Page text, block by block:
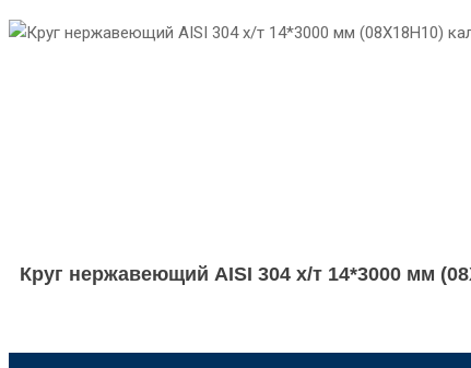
Круг нержавеющий AISI 304 х/т 14*3000 мм